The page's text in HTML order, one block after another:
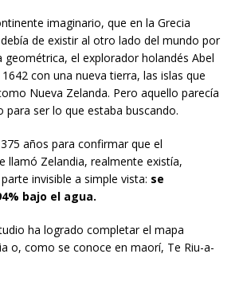
imaginario, que en la Grecia
de existir al otro lado del mundo por
geométrica, el explorador holandés Abel
con una nueva tierra, las islas que
Nueva Zelanda. Pero aquello parecía
para ser lo que estaba buscando.
años para confirmar que el
llamó Zelandia, realmente existía,
invisible a simple vista: se
bajo el agua.
ha logrado completar el mapa
o, como se conoce en maorí, Te Riu-a-